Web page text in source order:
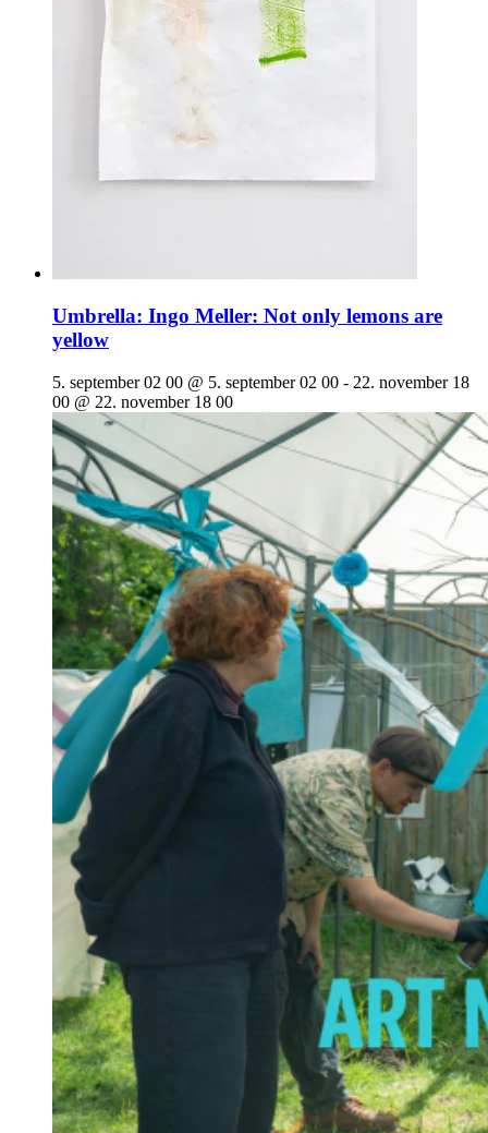
Umbrella: Ingo Meller: Not only lemons are
yellow
5. september 02 00 @ 5. september 02 00 - 22. november 18
00 @ 22. november 18 00